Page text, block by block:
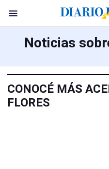
Noticias
CONOCÉ MÁS
FLORES